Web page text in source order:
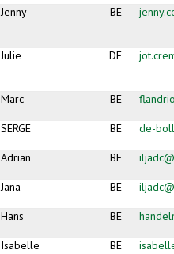
Jenny BE
Julie DE
Marc BE
SERGE BE de-
Adrian BE
Jana BE
Hans BE
Isabelle BE